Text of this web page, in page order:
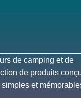
de camping et de
de produits
et